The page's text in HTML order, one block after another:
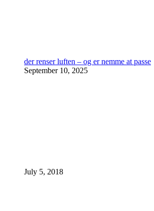
der renser luften – og er nemme at passe
September 10, 2025
July 5, 2018